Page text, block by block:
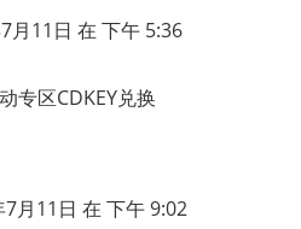
月11日 在 下午 5:36
专区CDKEY兑换
月11日 在 下午 9:02